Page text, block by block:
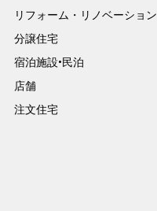
リフォーム・リノベーション
分譲住宅
宿泊施設•民泊
店舗
注文住宅